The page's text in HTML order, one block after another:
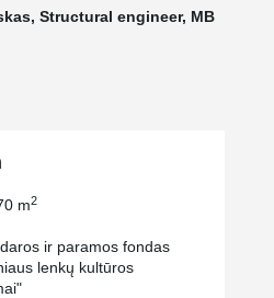
Structural engineer, MB
m2
ir paramos fondas
lenkų kultūros